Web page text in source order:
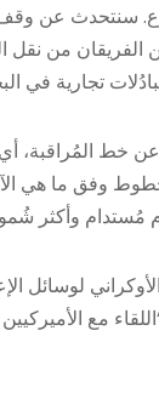
سنتحدث عن
الفريقان من نقل
تجارية في
خط المُراقبة،
وفق ما هي
مُستدام وأكثر
لوسائل
مع